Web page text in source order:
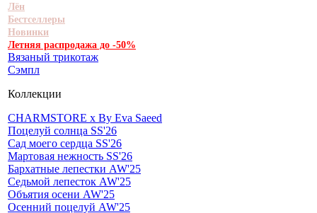
Лён
Бестселлеры
Новинки
Летняя распродажа до -50%
Вязаный трикотаж
Сэмпл
Коллекции
CHARMSTORE х By Eva Saeed
Поцелуй солнца SS'26
Сад моего сердца SS'26
Мартовая нежность SS'26
Бархатные лепестки AW'25
Седьмой лепесток AW'25
Объятия осени AW'25
Осенний поцелуй AW'25